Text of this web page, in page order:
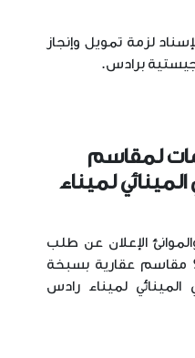
لزمة تمويل وإنجاز
برادس.
لمقاسم
لميناء
الإعلان عن طلب
عروض لإسناد لزمات لتسعة 9 مقاسم عقارية بسبخة
المينائي لميناء رادس